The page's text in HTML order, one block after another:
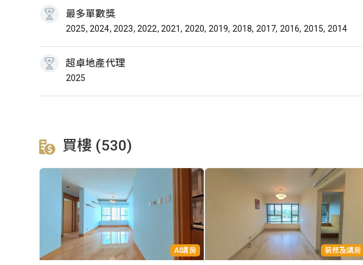
最多單數獎
2025, 2024, 2023, 2022, 2021, 2020, 2019, 2018, 2017, 2016, 2015, 2014
超卓地產代理
2025
買樓 (530)
AI講房 裝修及講房